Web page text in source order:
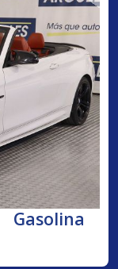
Gasolina